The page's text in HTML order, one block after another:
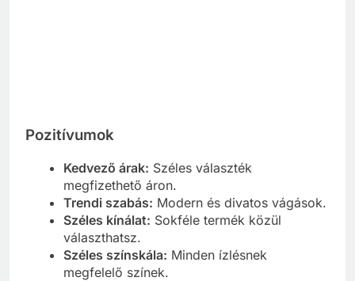
Pozitívumok
Kedvező árak: Széles választék
megfizethető áron.
Trendi szabás: Modern és divatos vágások.
Széles kínálat: Sokféle termék közül
választhatsz.
Széles színskála: Minden ízlésnek
megfelelő színek.